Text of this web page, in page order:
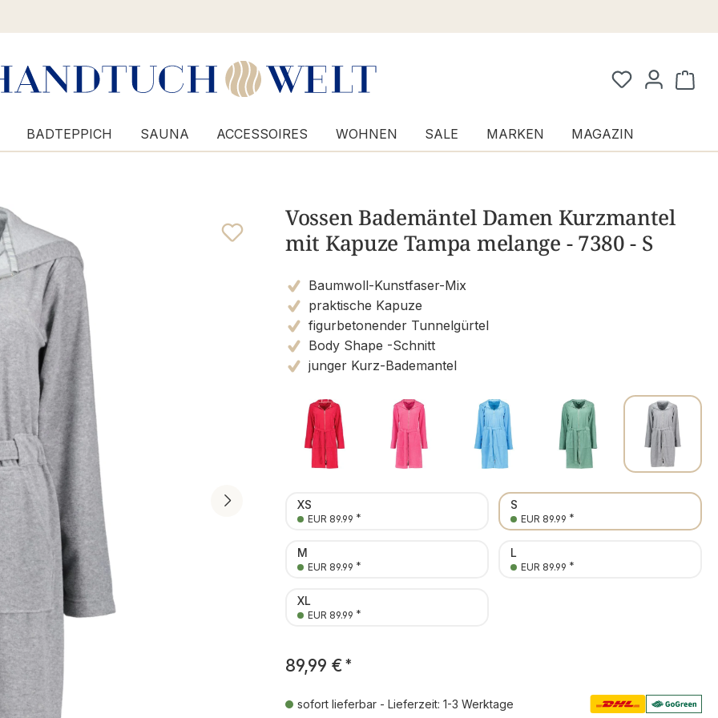
BADTEPPICH SAUNA ACCESSOIRES WOHNEN SALE MARKEN MAGAZIN
Vossen Bademäntel Damen Kurzmantel
mit Kapuze Tampa melange - 7380 - S
Baumwoll-Kunstfaser-Mix
praktische Kapuze
figurbetonender Tunnelgürtel
Body Shape -Schnitt
junger Kurz-Bademantel
XS
EUR 89.99 *
S
EUR 89.99 *
M
EUR 89.99 *
L
EUR 89.99 *
XL
EUR 89.99 *
89,99 € *
sofort lieferbar - Lieferzeit: 1-3 Werktage